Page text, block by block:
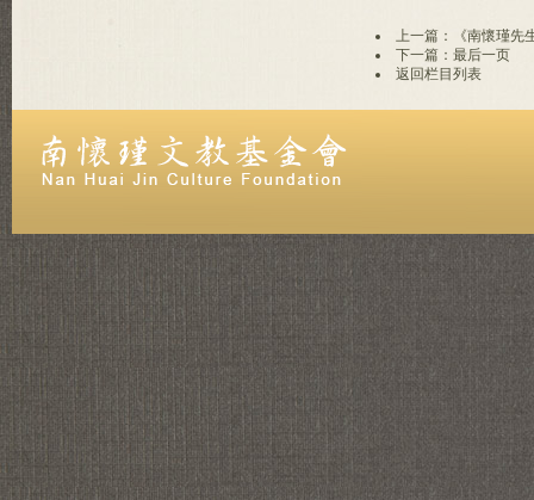
上一篇：《南懷瑾先
下一篇：最后一页
返回栏目列表